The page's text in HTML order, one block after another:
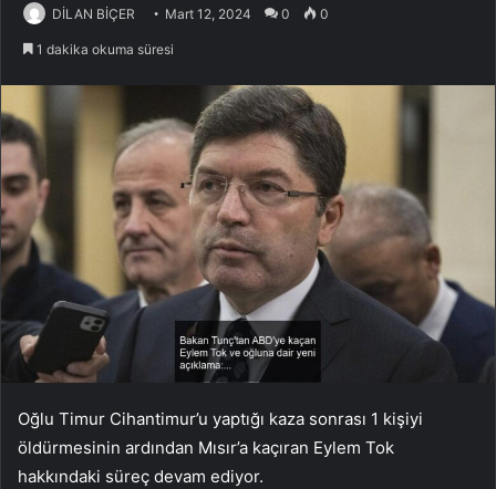
DİLAN BİÇER Mart 12, 2024 0 0
1 dakika okuma süresi
Oğlu Timur Cihantimur’u yaptığı kaza sonrası 1 kişiyi
öldürmesinin ardından Mısır’a kaçıran Eylem Tok
hakkındaki süreç devam ediyor.